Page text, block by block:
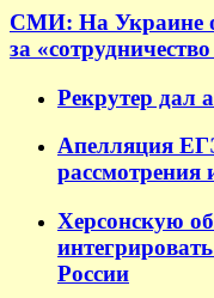
СМИ: На Украине
за
Рекрутер дал
Апелляция
рассмотрения
Херсонскую
России